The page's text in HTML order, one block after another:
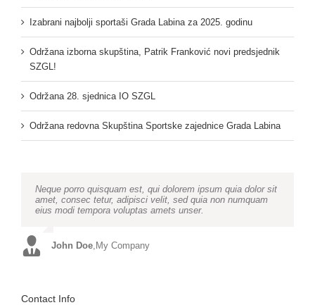
Izabrani najbolji sportaši Grada Labina za 2025. godinu
Održana izborna skupština, Patrik Franković novi predsjednik
SZGL!
Održana 28. sjednica IO SZGL
Održana redovna Skupština Sportske zajednice Grada Labina
Neque porro quisquam est, qui dolorem ipsum quia dolor sit
amet, consec tetur, adipisci velit, sed quia non numquam
eius modi tempora voluptas amets unser.
John Doe, My Company
Aliquam erat volutpat. Quisque at est id ligula facilisis
laoreet eget pulvinar nibh. Suspendisse at ultrices dui.
Curabitur ac felis arcu sadips ipsums fugiats nemis.
Luke Beck ,Theme Fusion
Contact Info